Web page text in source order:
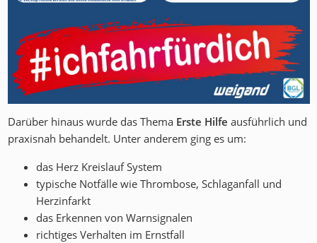
Darüber hinaus wurde das Thema Erste Hilfe ausführlich und
praxisnah behandelt. Unter anderem ging es um:
das Herz Kreislauf System
typische Notfälle wie Thrombose, Schlaganfall und
Herzinfarkt
das Erkennen von Warnsignalen
richtiges Verhalten im Ernstfall